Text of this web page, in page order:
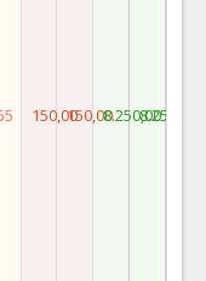
150,00150,008.250,008.250,00